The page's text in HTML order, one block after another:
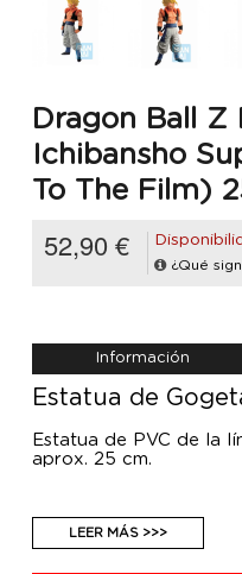
Dragon Ball Z
Ichibansho
To The Film)
52,90 €
¿Qué
Información
Estatua de
Estatua de PVC de la
aprox. 25 cm.
LEER MÁS >>>